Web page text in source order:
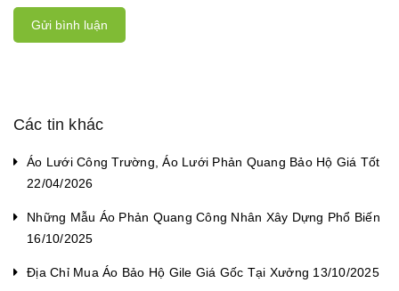
Gửi bình luận
Các tin khác
Áo Lưới Công Trường, Áo Lưới Phản Quang Bảo Hộ Giá Tốt
22/04/2026
Những Mẫu Áo Phản Quang Công Nhân Xây Dựng Phổ Biến
16/10/2025
Địa Chỉ Mua Áo Bảo Hộ Gile Giá Gốc Tại Xưởng 13/10/2025